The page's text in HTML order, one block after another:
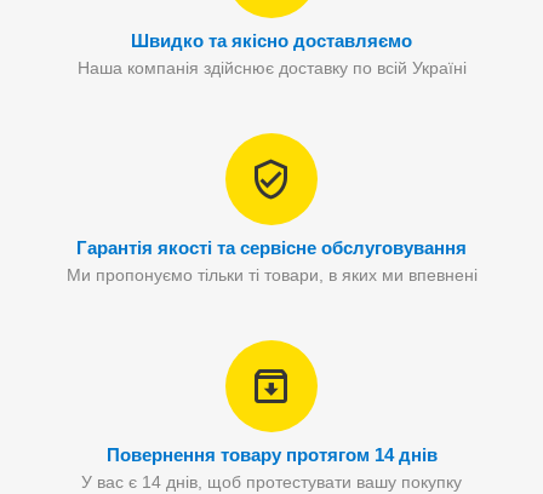
Швидко та якісно доставляємо
Наша компанія здійснює доставку по всій Україні
Гарантія якості та сервісне обслуговування
Ми пропонуємо тільки ті товари, в яких ми впевнені
Повернення товару протягом 14 днів
У вас є 14 днів, щоб протестувати вашу покупку